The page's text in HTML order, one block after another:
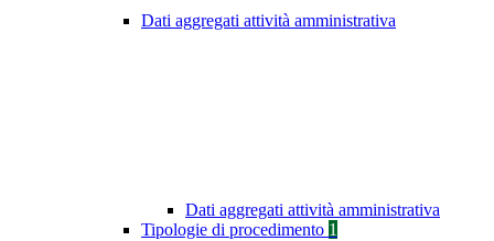
Dati aggregati attività amministrativa
Dati aggregati attività amministrativa
Tipologie di procedimento 1